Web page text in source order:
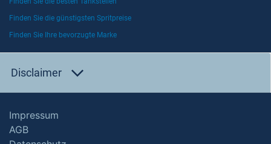
Finden Sie die günstigsten Spritpreise
Finden Sie Ihre bevorzugte Marke
Disclaimer
Impressum
AGB